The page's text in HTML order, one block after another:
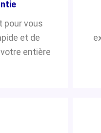
pour vous
et de
entière